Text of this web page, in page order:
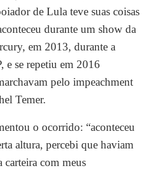
de Lula teve suas coisas
durante um show da
em 2013, durante a
e se repetiu em 2016
pelo impeachment
Temer.
o ocorrido: “aconteceu
altura, percebi que haviam
com meus